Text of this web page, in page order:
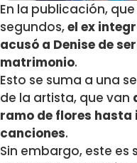
En la publicación,
segundos,el ex
acusó a Denise de
matrimonio.
Esto se suma a una
de la artista, que van
ramo de flores
canciones.
Sin embargo, este es